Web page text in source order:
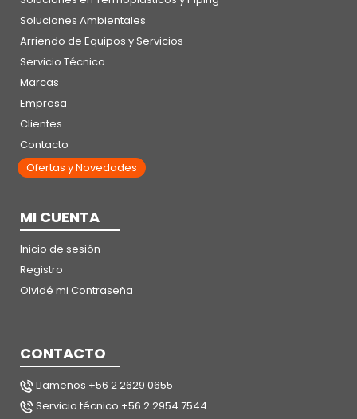
Soluciones Ambientales
Arriendo de Equipos y Servicios
Servicio Técnico
Marcas
Empresa
Clientes
Contacto
Ofertas y Novedades
MI CUENTA
Inicio de sesión
Registro
Olvidé mi Contraseña
CONTACTO
Llamenos +56 2 2629 0655
Servicio técnico +56 2 2954 7544